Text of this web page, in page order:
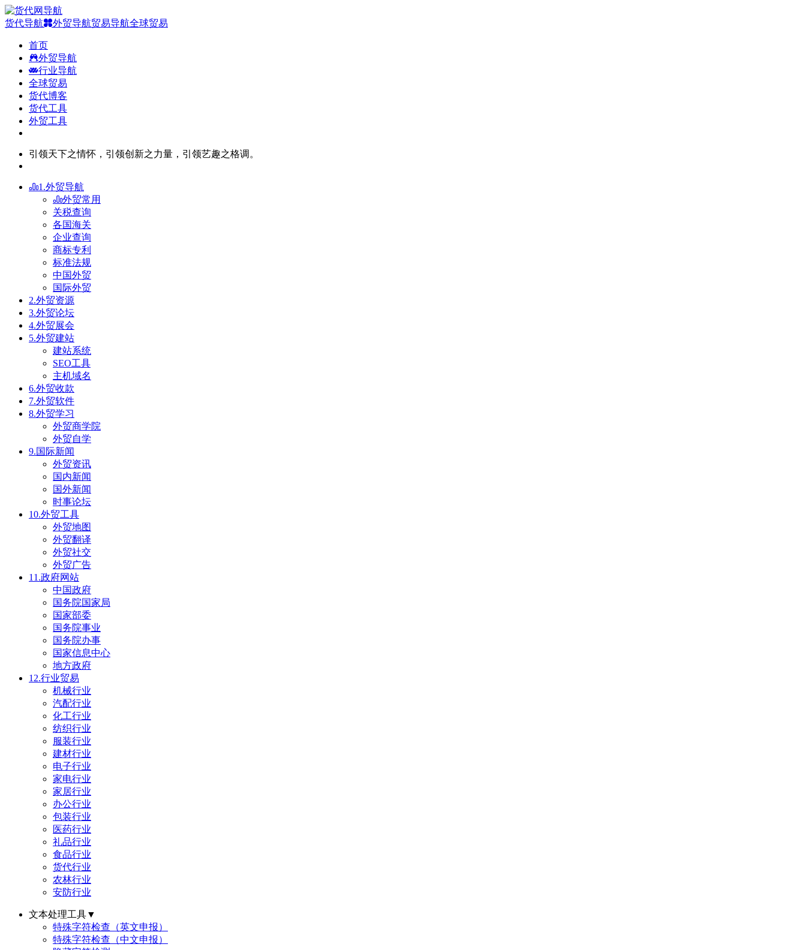
货代导航 外贸导航贸易导航全球贸易
首页
外贸导航
行业导航
全球贸易
货代博客
货代工具
外贸工具
引领天下之情怀，引领创新之力量，引领艺趣之格调。
1.外贸导航
外贸常用
关税查询
各国海关
企业查询
商标专利
标准法规
中国外贸
国际外贸
2.外贸资源
3.外贸论坛
4.外贸展会
5.外贸建站
建站系统
SEO工具
主机域名
6.外贸收款
7.外贸软件
8.外贸学习
外贸商学院
外贸自学
9.国际新闻
外贸资讯
国内新闻
国外新闻
时事论坛
10.外贸工具
外贸地图
外贸翻译
外贸社交
外贸广告
11.政府网站
中国政府
国务院国家局
国家部委
国务院事业
国务院办事
国家信息中心
地方政府
12.行业贸易
机械行业
汽配行业
化工行业
纺织行业
服装行业
建材行业
电子行业
家电行业
家居行业
办公行业
包装行业
医药行业
礼品行业
食品行业
货代行业
农林行业
安防行业
文本处理工具▼
特殊字符检查（英文申报）
特殊字符检查（中文申报）